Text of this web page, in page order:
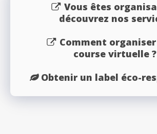
Vous êtes
découvrez nos
Comment
course virtuelle ?
Obtenir un label éco-